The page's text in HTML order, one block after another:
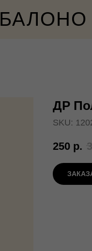
БАЛОНО
ДР
SKU:
250 р.